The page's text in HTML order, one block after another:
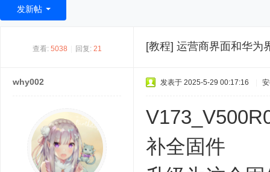
发新帖
查看: 5038 回复: 21 [教程] 运营商界面和华为
why002 发表于 2025-5-29 00:17:16
补全固件